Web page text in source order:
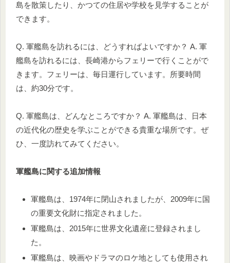
島を散策したり、かつての住居や学校を見学することが
できます。
Q. 軍艦島を訪れるには、どうすればよいですか？ A. 軍
艦島を訪れるには、長崎港からフェリーで行くことがで
きます。フェリーは、毎日運行しています。所要時間
は、約30分です。
Q. 軍艦島は、どんなところですか？ A. 軍艦島は、日本
の近代化の歴史を学ぶことができる貴重な場所です。ぜ
ひ、一度訪れてみてください。
軍艦島に関する追加情報
軍艦島は、1974年に閉山されましたが、2009年に国
の重要文化財に指定されました。
軍艦島は、2015年に世界文化遺産に登録されまし
た。
軍艦島は、映画やドラマのロケ地としても使用され